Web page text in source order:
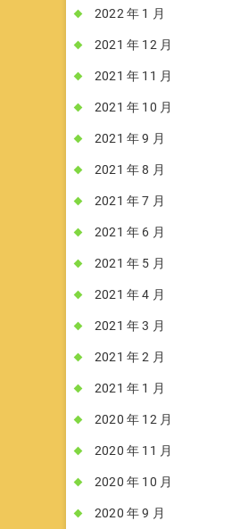
2022 年 1 月
2021 年 12 月
2021 年 11 月
2021 年 10 月
2021 年 9 月
2021 年 8 月
2021 年 7 月
2021 年 6 月
2021 年 5 月
2021 年 4 月
2021 年 3 月
2021 年 2 月
2021 年 1 月
2020 年 12 月
2020 年 11 月
2020 年 10 月
2020 年 9 月